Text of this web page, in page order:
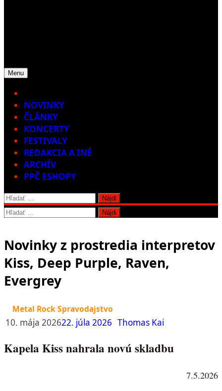
Menu
NOVINKY
ČLÁNKY
KONCERTY
FESTIVALY
REDAKCIA A INÉ
ARCHÍV
PPČ ESHOPY
Hľadať:
Hľadať:
Novinky z prostredia interpretov
Kiss, Deep Purple, Raven,
Evergrey
Metal Rock Spravodajstvo
10. mája 202622. júla 2026 Thomas Kai
Kapela Kiss nahrala novú skladbu
7.5.2026